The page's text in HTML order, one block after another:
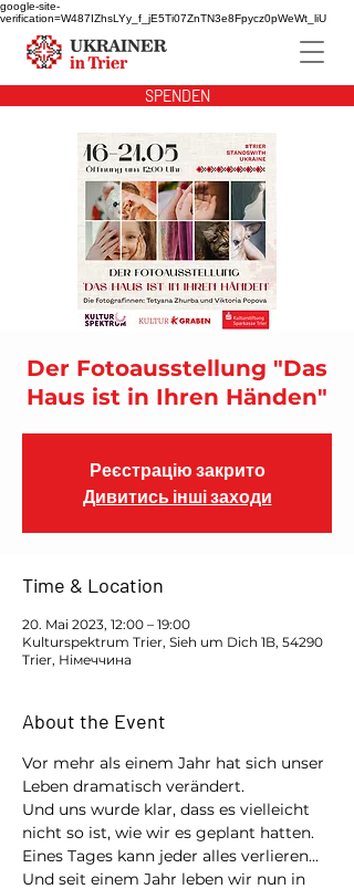
google-site-
verification=W487IZhsLYy_f_jE5Ti07ZnTN3e8Fpycz0pWeWt_liU
SPENDEN
Der Fotoausstellung "Das
Haus ist in Ihren Händen"
Реєстрацію закрито
Дивитись інші заходи
Time & Location
20. Mai 2023, 12:00 – 19:00
Kulturspektrum Trier, Sieh um Dich 1B, 54290
Trier, Німеччина
About the Event
Vor mehr als einem Jahr hat sich unser
Leben dramatisch verändert.
Und uns wurde klar, dass es vielleicht
nicht so ist, wie wir es geplant hatten.
Eines Tages kann jeder alles verlieren...
Und seit einem Jahr leben wir nun in